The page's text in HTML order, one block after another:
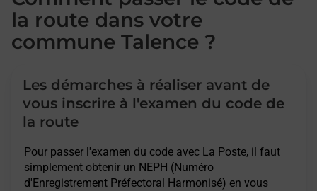
la route dans votre
commune Talence ?
Les démarches à réaliser avant de
vous inscrire à l'examen du code de
la route
Pour passer l'examen du code avec La Poste, il faut
simplement obtenir un NEPH (Numéro
d'Enregistrement Préfectoral Harmonisé) en vous